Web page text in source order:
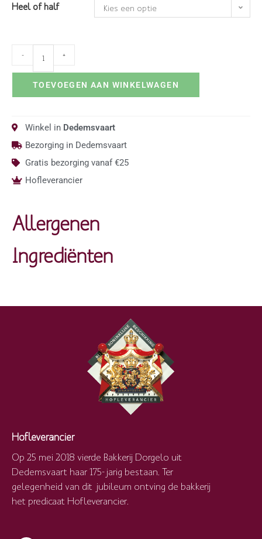
Heel of half Kies een optie
- +
TOEVOEGEN AAN WINKELWAGEN
Winkel in Dedemsvaart
Bezorging in Dedemsvaart
Gratis bezorging vanaf €25
Hofleverancier
Allergenen
Ingrediënten
Hofleverancier
Op 25 mei 2018 vierde Bakkerij Dorgelo uit
Dedemsvaart haar 175-jarig bestaan. Ter
gelegenheid van dit jubileum ontving de bakkerij
het predicaat Hofleverancier.